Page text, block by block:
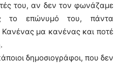
του, αν δεν τον φωνάζαμε
το επώνυμό του, πάντα
μα κανένας και ποτέ
δημοσιογράφοι, που δεν